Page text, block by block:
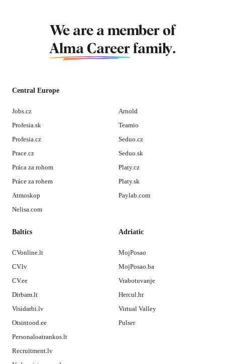
We are a member of
Alma Career family.
Central Europe
Jobs.cz
Profesia.sk
Profesia.cz
Prace.cz
Práca za rohom
Práce za rohem
Atmoskop
Nelisa.com
Arnold
Teamio
Seduo.cz
Seduo.sk
Platy.cz
Platy.sk
Paylab.com
Baltics
CVonline.lt
CV.lv
CV.ee
Dirbam.lt
Visidarbi.lv
Otsintood.ee
Personaloatrankos.lt
Recruitment.lv
Adriatic
MojPosao
MojPosao.ba
Vrabotuvanje
Hercul.hr
Virtual Valley
Pulser